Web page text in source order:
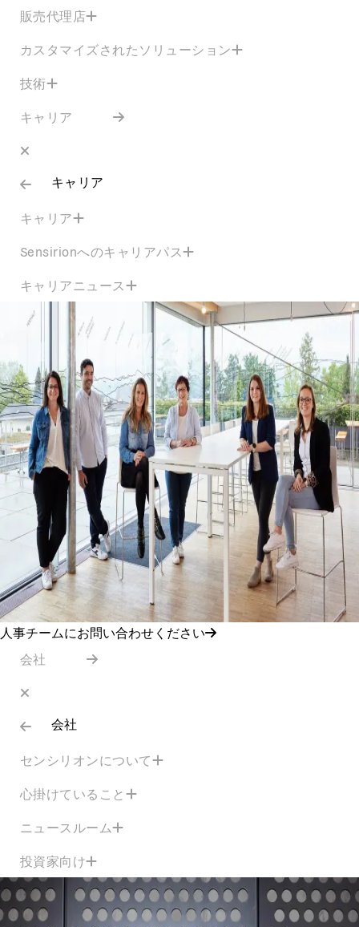
販売代理店
カスタマイズされたソリューション
技術
キャリア
キャリア
キャリア
Sensirionへのキャリアパス
キャリアニュース
人事チームにお問い合わせください
会社
会社
センシリオンについて
心掛けていること
ニュースルーム
投資家向け